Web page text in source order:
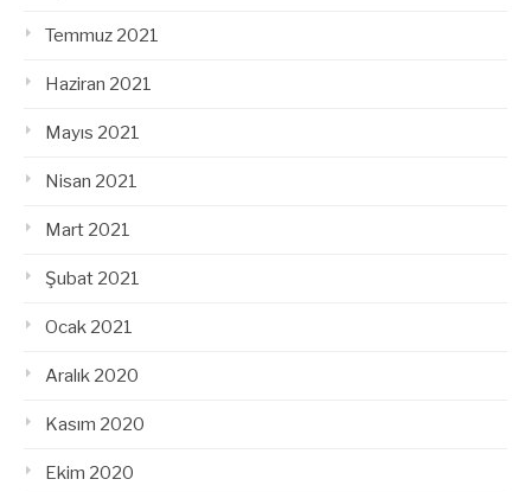
Temmuz 2021
Haziran 2021
Mayıs 2021
Nisan 2021
Mart 2021
Şubat 2021
Ocak 2021
Aralık 2020
Kasım 2020
Ekim 2020